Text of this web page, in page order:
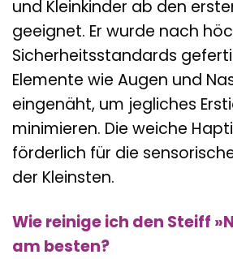
und Kleinkinder ab den
geeignet. Er wurde nach
Sicherheitsstandards
Elemente wie Augen und
eingenäht, um jegliches
minimieren. Die weiche
förderlich für die
der Kleinsten.
Wie reinige ich den Steiff
am besten?